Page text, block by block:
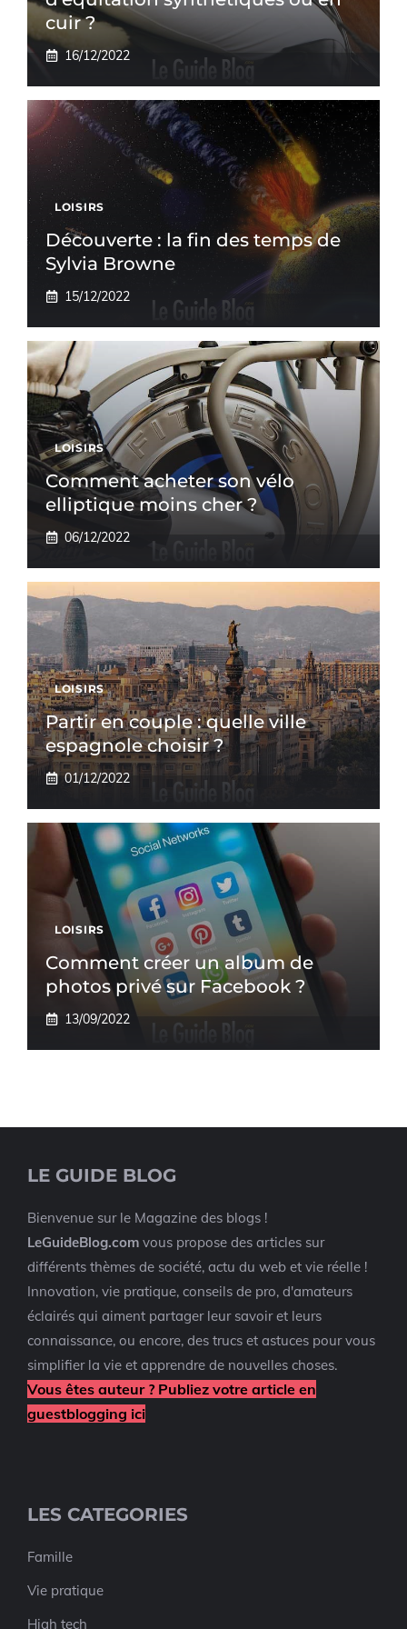
cuir ?
16/12/2022
LOISIRS
Découverte : la fin des temps de
Sylvia Browne
15/12/2022
LOISIRS
Comment acheter son vélo
elliptique moins cher ?
06/12/2022
LOISIRS
Partir en couple : quelle ville
espagnole choisir ?
01/12/2022
LOISIRS
Comment créer un album de
photos privé sur Facebook ?
13/09/2022
LE GUIDE BLOG
Bienvenue sur le Magazine des blogs !
LeGuideBlog.com vous propose des articles sur
différents thèmes de société, actu du web et vie réelle !
Innovation, vie pratique, conseils de pro, d'amateurs
éclairés qui aiment partager leur savoir et leurs
connaissance, ou encore, des trucs et astuces pour vous
simplifier la vie et apprendre de nouvelles choses.
Vous êtes auteur ? Publiez votre article en
guestblogging ici
LES CATEGORIES
Famille
Vie pratique
High tech